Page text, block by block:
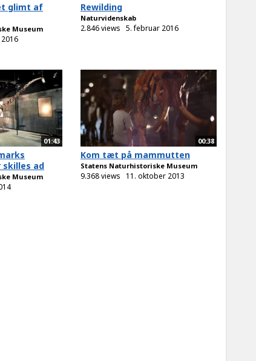
glimt af
Museum
Rewilding
Naturvidenskab
2.846 views 5. februar 2016
01:43
ad
Museum
00:38
Kom tæt på mammutten
Statens Naturhistoriske Museum
9.368 views 11. oktober 2013